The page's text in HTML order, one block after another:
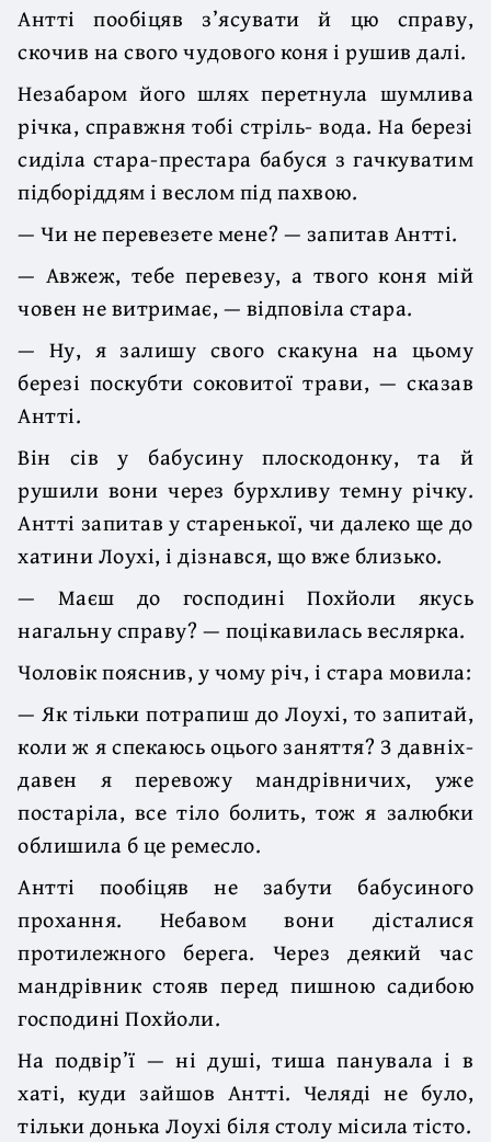
Антті пообіцяв з’ясувати й цю справу,
скочив на свого чудового коня і ру­шив далі.
Незабаром його шлях перетнула шумлива
річка, справжня тобі стріль- вода. На березі
сиділа стара-престара бабуся з гачкуватим
підборіддям і веслом під пахвою.
— Чи не перевезете мене? — запитав Антті.
— Авжеж, тебе перевезу, а твого коня мій
човен не витримає, — відпові­ла стара.
— Ну, я залишу свого скакуна на цьому
березі поскубти соковитої тра­ви, — сказав
Антті.
Він сів у бабусину плоскодонку, та й
рушили вони через бурхливу темну річ­ку.
Антті запитав у старенької, чи далеко ще до
хатини Лоухі, і дізнався, що вже близько.
— Маєш до господині Похйоли якусь
нагальну справу? — поцікавилась веслярка.
Чоловік пояснив, у чому річ, і стара мовила:
— Як тільки потрапиш до Лоухі, то запитай,
коли ж я спекаюсь оцього заняття? З давніх-
давен я перевожу мандрівничих, уже
постаріла, все тіло болить, тож я залюбки
облишила б це ремесло.
Антті пообіцяв не забути бабусиного
прохання. Небавом вони дісталися
протилежного берега. Через деякий час
мандрівник стояв перед пишною са­дибою
господині Похйоли.
На подвір’ї — ні душі, тиша панувала і в
хаті, куди зайшов Антті. Челяді не було,
тільки донька Лоухі біля столу місила тісто.